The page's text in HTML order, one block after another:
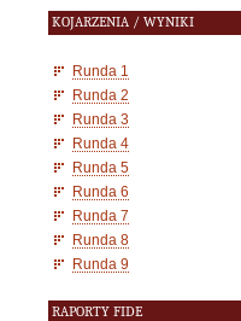
KOJARZENIA / WYNIKI
Runda 1
Runda 2
Runda 3
Runda 4
Runda 5
Runda 6
Runda 7
Runda 8
Runda 9
RAPORTY FIDE